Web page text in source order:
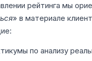
рейтинга мы
» в материале
по анализу